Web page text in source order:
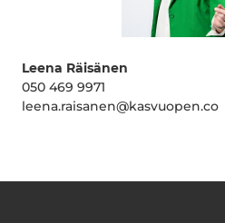
Leena Räisänen
050 469 9971
leena.raisanen@kasvuopen.co